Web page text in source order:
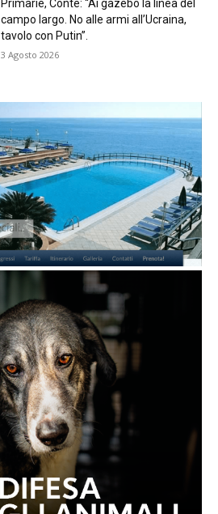
Primarie, Conte: “Ai gazebo la linea del
campo largo. No alle armi all’Ucraina,
tavolo con Putin”.
3 Agosto 2026